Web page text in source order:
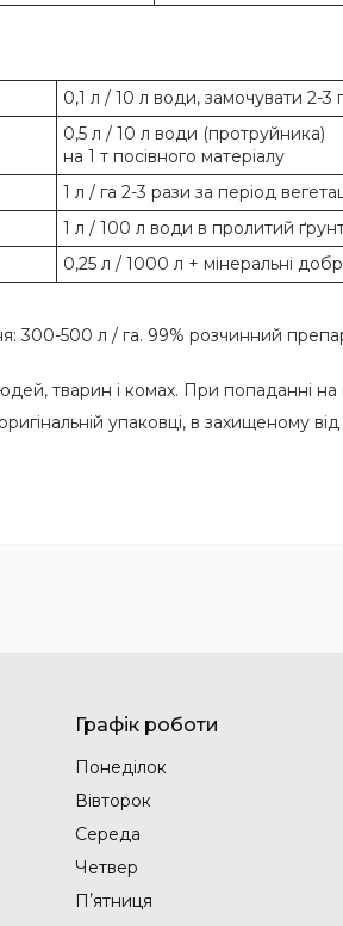
0,1 л / 10 л води, замочувати 2-
0,5 л / 10 л води (протруйника)
на 1 т посівного матеріалу
1 л / га 2-3 рази за період
1 л / 100 л води в пролитий
0,25 л / 1000 л + мінеральні
500 л / га. 99% розчинний
тварин і комах. При попаданні
упаковці, в захищеному
Графік роботи
Понеділок
Вівторок
Середа
Четвер
Пʼятниця